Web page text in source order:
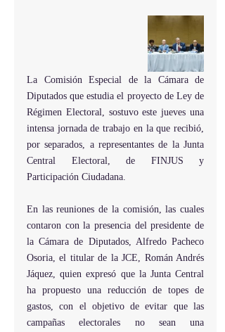
La Comisión Especial de la Cámara de
Diputados que estudia el proyecto de Ley de
Régimen Electoral, sostuvo este jueves una
intensa jornada de trabajo en la que recibió,
por separados, a representantes de la Junta
Central Electoral, de FINJUS y
Participación Ciudadana.
En las reuniones de la comisión, las cuales
contaron con la presencia del presidente de
la Cámara de Diputados, Alfredo Pacheco
Osoria, el titular de la JCE, Román Andrés
Jáquez, quien expresó que la Junta Central
ha propuesto una reducción de topes de
gastos, con el objetivo de evitar que las
campañas electorales no sean una